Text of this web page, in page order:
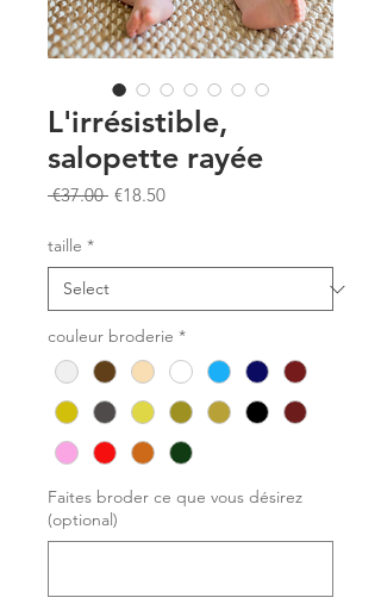
L'irrésistible,
salopette rayée
€37.00 Regular
€18.50Sale
taille *
couleur broderie *
Faites broder ce que vous désirez
(optional)